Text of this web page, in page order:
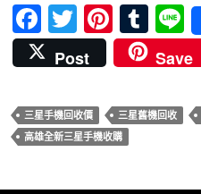
F
ac
e
b
o
T
w
itt
er
Pi
nt
er
es
t
T
u
m
bl
r
Li
n
e
Post
Save
三星手機回收價 三星舊機回收
高雄全新三星手機收購